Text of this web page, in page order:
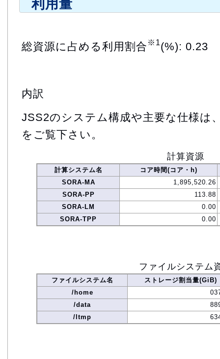
利用量
総資源に占める利用割合 ※1(%): 0.23
内訳
JSS2のシステム構成や主要な仕様は
をご覧下さい。
計算資源
計算システム名
コア時間(コア・h)
SORA-MA
1,895,520.26
SORA-PP
113.88
SORA-LM
0.00
SORA-TPP
0.00
ファイルシステム
ファイルシステム名
ストレージ割当量(GiB)
/home
/data
/ltmp